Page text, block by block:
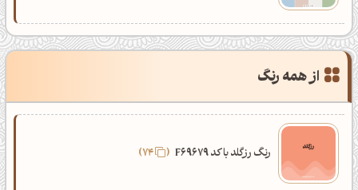
از همه رنگ
رنگ رزگلد با کد F69679 74